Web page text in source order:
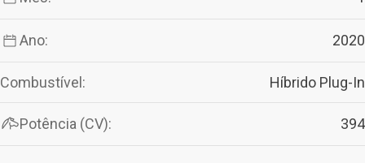
Ano: 2020
Combustível: Híbrido Plug-In
Potência (CV): 394